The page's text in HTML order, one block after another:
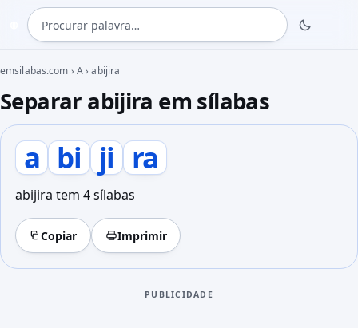
Procurar palavra
emsilabas.com › A›abijira
Separar abijira em sílabas
a bi ji ra
abijira tem 4 sílabas
Copiar Imprimir
PUBLICIDADE